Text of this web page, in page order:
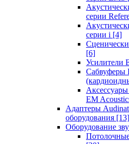
серии
серии i [4]
[6]
Усилители
Сабвуферы
EM
Адаптеры
оборудования [13]
Оборудование